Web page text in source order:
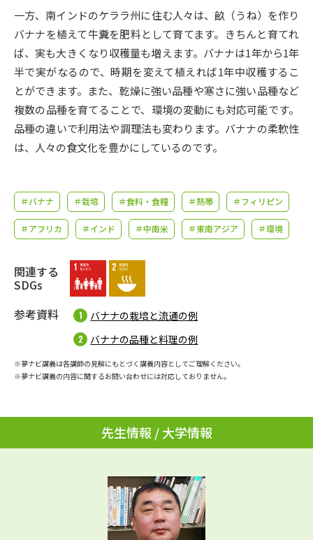
先輩が入学を決めた理由 テレメール全国一斉進学調査
新生活お役立ちガイド
学問発見 学問検索
大学で学びたい学問発見
学問のミニ講義「夢ナビ講義」 学問分野解説
学問の教科書
ユーザーサポート
Ｑ＆Ａ よくあるご質問 大学進学IDについて
資料の料金の
テレメール
一方、南インドのケララ州に住む人々は、畝（うね）を作り
バナナを植えて牛糞を肥料として育てます。きちんと育てれ
ば、実も大きくなり収穫量も増えます。バナナは1年から1年
半で実がなるので、時期を変えて植えれば1年中収穫するこ
とができます。また、乾燥に強い品種や寒さに強い品種など
複数の品種を育てることで、環境の変動にも対応可能です。
品種の違いで利用法や調理法も変わります。バナナの柔軟性
は、人々の食文化を豊かにしているのです。
＃バナナ ＃栽培 ＃食料・食糧 ＃熱帯 ＃フィリピン
＃アフリカ ＃インド ＃中南米 ＃東南アジア ＃環境
関連する
SDGs
参考資料
バナナの栽培と流通の例
バナナの品種と料理の例
※夢ナビ講義は各講師の見解にもとづく講義内容としてご理解ください。
※夢ナビ講義の内容に関するお問い合わせには対応しておりません。
先生情報 / 大学情報